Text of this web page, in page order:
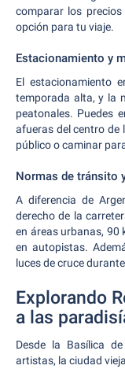
comparar los
opción para tu viaje.
Estacionamiento y
El estacionamiento
temporada alta, y la
peatonales. Puedes
afueras del centro de
público o caminar
Normas de tránsito
A diferencia de
derecho de la
en áreas urbanas, 90
en autopistas.
luces de cruce
Explorando
a las
Desde la Basílica
artistas, la ciudad